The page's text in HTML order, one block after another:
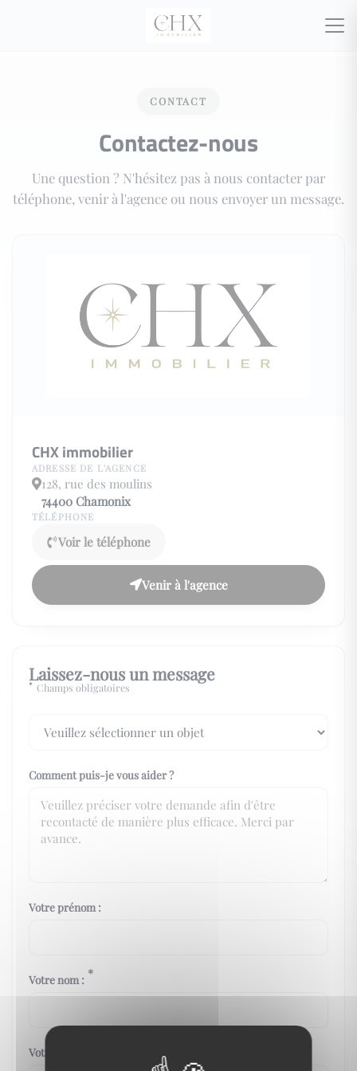
CONTACT
Contactez-nous
Une question ? N'hésitez pas à nous contacter par
téléphone, venir à l'agence ou nous envoyer un message.
CHX immobilier
ADRESSE DE L'AGENCE
128, rue des moulins
74400 Chamonix
TÉLÉPHONE
Voir le téléphone
Venir à l'agence
Laissez-nous un message
* Champs obligatoires
Comment puis-je vous aider ?
Votre prénom :
Votre nom : *
Votre téléphone :